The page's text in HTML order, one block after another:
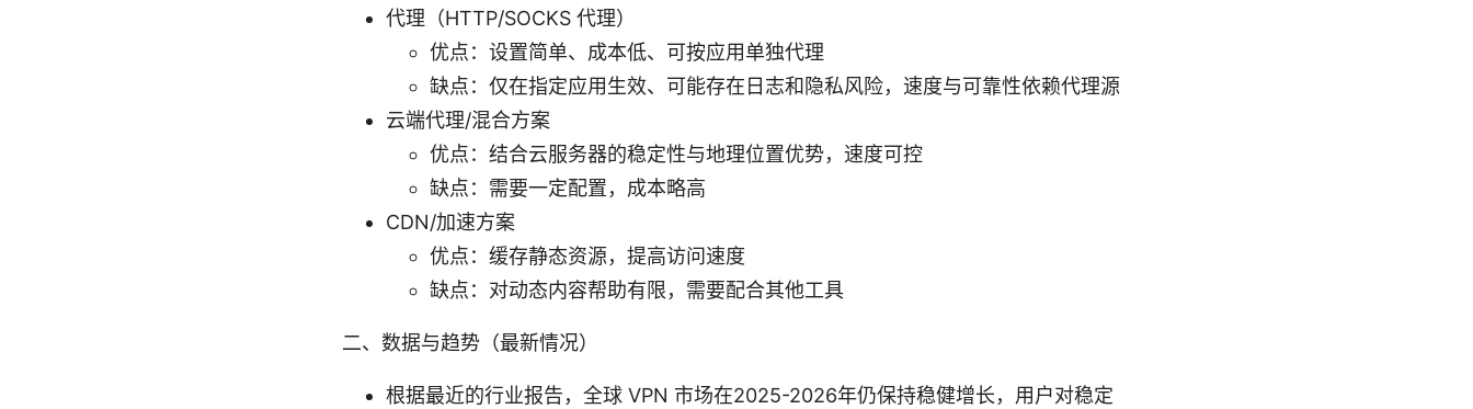
代理（HTTP/SOCKS 代理）
优点：设置简单、成本低、可按应用单独代理
缺点：仅在指定应用生效、可能存在日志和隐私风险，速度与可靠性依赖代理源
云端代理/混合方案
优点：结合云服务器的稳定性与地理位置优势，速度可控
缺点：需要一定配置，成本略高
CDN/加速方案
优点：缓存静态资源，提高访问速度
缺点：对动态内容帮助有限，需要配合其他工具
二、数据与趋势（最新情况）
根据最近的行业报告，全球 VPN 市场在2025-2026年仍保持稳健增长，用户对稳定